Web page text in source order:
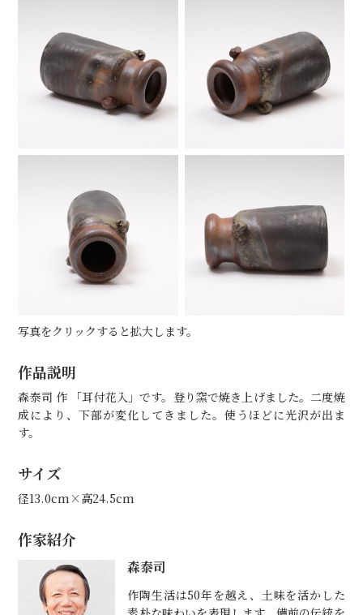
写真をクリックすると拡大します。
作品説明
森泰司 作 「耳付花入」です。登り窯で焼き上げました。二度焼
成により、下部が変化してきました。使うほどに光沢が出ま
す。
サイズ
径13.0cm×高24.5cm
作家紹介
森泰司
作陶生活は50年を越え、土味を活かした